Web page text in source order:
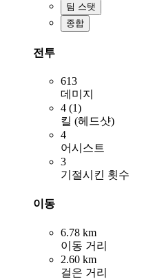
팀 스탯
종합
전투
613
데미지
4 (1)
킬 (헤드샷)
4
어시스트
3
기절시킨 횟수
이동
6.78 km
이동 거리
2.60 km
걸은 거리